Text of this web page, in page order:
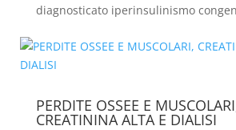
diagnosticato iperinsulinismo
PERDITE OSSEE E
CREATININA ALTA E DIALISI